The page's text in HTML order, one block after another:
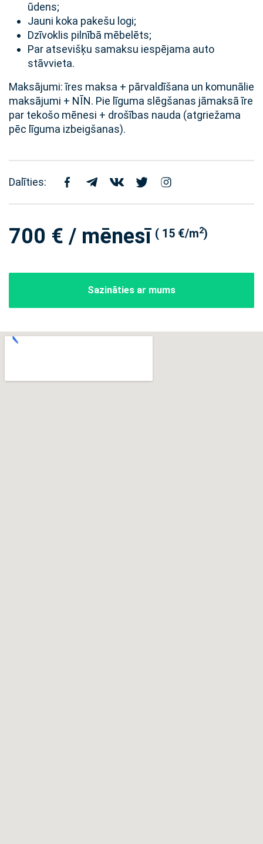
ūdens;
Jauni koka pakešu logi;
Dzīvoklis pilnībā mēbelēts;
Par atsevišķu samaksu iespējama auto
stāvvieta.
Maksājumi: īres maksa + pārvaldīšana un komunālie
maksājumi + NĪN. Pie līguma slēgšanas jāmaksā īre
par tekošo mēnesi + drošības nauda (atgriežama
pēc līguma izbeigšanas).
Dalīties:
700 € / mēnesī ( 15 €/m2)
Sazināties ar mums